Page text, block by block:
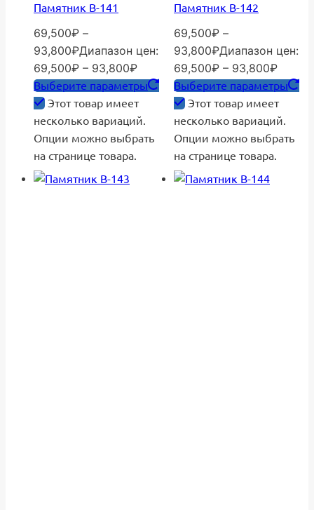
Памятник В-141
69,500₽ –
93,800₽Диапазон цен:
69,500₽ – 93,800₽
Выберите параметры
Этот товар имеет
несколько вариаций.
Опции можно выбрать
на странице товара.
Памятник В-142
69,500₽ –
93,800₽Диапазон цен:
69,500₽ – 93,800₽
Выберите параметры
Этот товар имеет
несколько вариаций.
Опции можно выбрать
на странице товара.